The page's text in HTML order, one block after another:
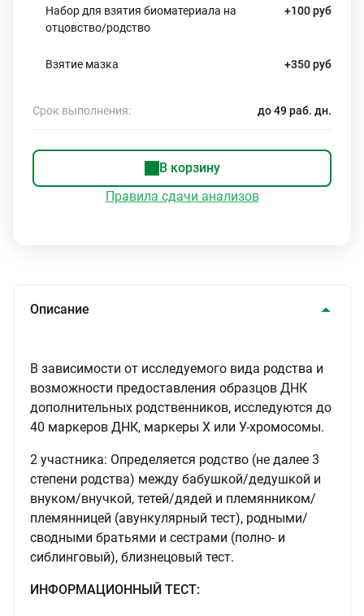
Набор для взятия биоматериала на
отцовство/родство
+100 руб
Взятие мазка +350 руб
Срок выполнения: до 49 раб. дн.
В корзину
Правила сдачи анализов
Описание
В зависимости от исследуемого вида родства и
возможности предоставления образцов ДНК
дополнительных родственников, исследуются до
40 маркеров ДНК, маркеры Х или У-хромосомы.
2 участника: Определяется родство (не далее 3
степени родства) между бабушкой/дедушкой и
внуком/внучкой, тетей/дядей и племянником/
племянницей (авункулярный тест), родными/
сводными братьями и сестрами (полно- и
сиблинговый), близнецовый тест.
ИНФОРМАЦИОННЫЙ ТЕСТ: